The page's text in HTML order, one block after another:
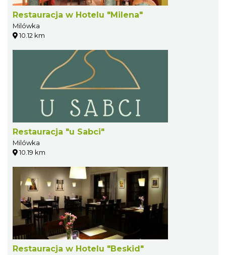
Restauracja w Hotelu "Milena"
Milówka
10.12 km
Restauracja "u Sabci"
Milówka
10.19 km
Restauracja w Hotelu "Beskid"